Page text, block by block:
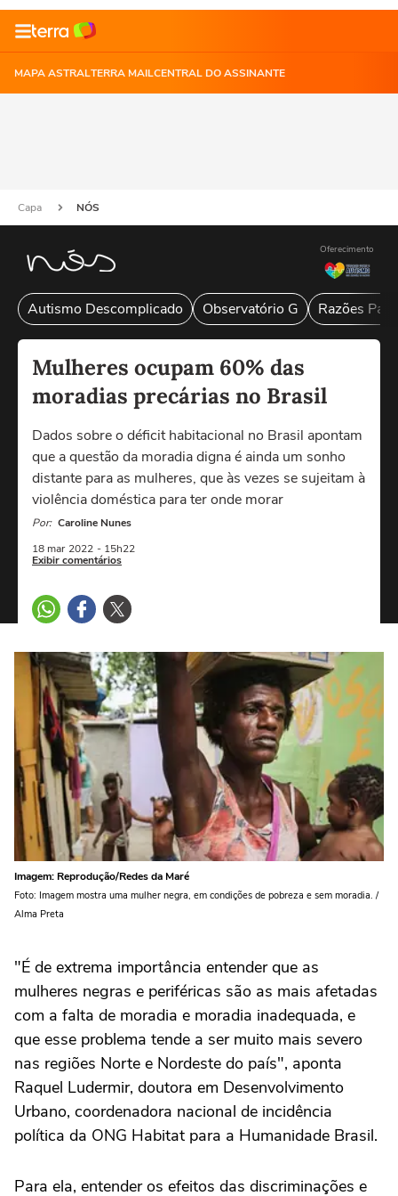
MAPA ASTRALTERRA MAILCENTRAL DO ASSINANTE
Capa NÓS
Oferecimento
Autismo Descomplicado Observatório G Razões
Mulheres ocupam 60% das
moradias precárias no Brasil
Dados sobre o déficit habitacional no Brasil apontam
que a questão da moradia digna é ainda um sonho
distante para as mulheres, que às vezes se sujeitam à
violência doméstica para ter onde morar
Por: Caroline Nunes
18 mar 2022 - 15h22
Exibir comentários
Imagem: Reprodução/Redes da Maré
Foto: Imagem mostra uma mulher negra, em condições de pobreza e sem moradia. /
Alma Preta
"É de extrema importância entender que as
mulheres negras e periféricas são as mais afetadas
com a falta de moradia e moradia inadequada, e
que esse problema tende a ser muito mais severo
nas regiões Norte e Nordeste do país", aponta
Raquel Ludermir, doutora em Desenvolvimento
Urbano, coordenadora nacional de incidência
política da ONG Habitat para a Humanidade Brasil.
Para ela, entender os efeitos das discriminações e